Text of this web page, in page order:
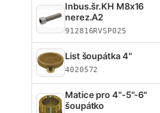
Inbus.šr.KH M8x16
nerez.A2
912816RVSP025
List šoupátka 4"
4020572
Matice pro 4"-5"-6"
šoupátko